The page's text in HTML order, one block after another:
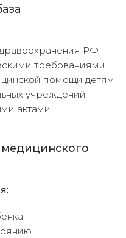
РФ
требованиями
помощи детям
учреждений
актами